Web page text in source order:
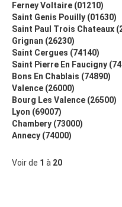
Ferney Voltaire (01210)
Saint Genis Pouilly (01630)
Saint Paul Trois Chateaux
Grignan (26230)
Saint Cergues (74140)
Saint Pierre En Faucigny
Bons En Chablais (74890)
Valence (26000)
Bourg Les Valence (26500)
Lyon (69007)
Chambery (73000)
Annecy (74000)
Voir de 1 à 20